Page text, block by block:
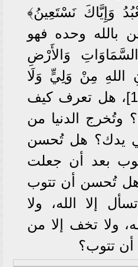
وَإِيَّاكَ نَسْتَعِينُ﴾
استعن بالله وحده فهو
وَالأَرْضِ
مِنْ وَلِيٍّ وَلَا
نَصِيرٍ﴾ [البقرة:107]، هل تعرف كيف
وتُخرج الدنيا من
يدك؟ هل تُحسن
بعد أن جعلت
هل تُحسن أن تتوب
إلا الله، ولا
ولا تخف إلا من
أن تتوب؟